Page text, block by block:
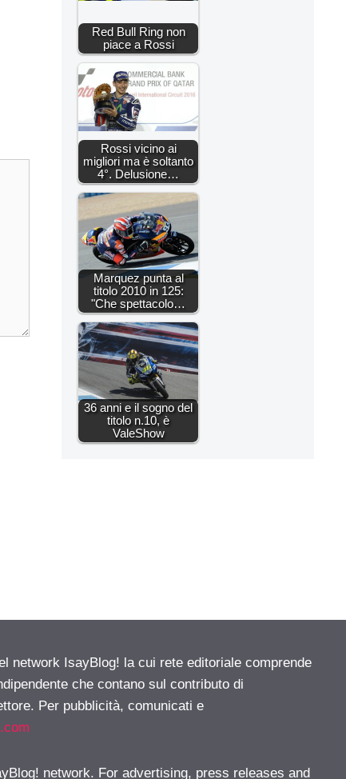
Red Bull Ring non
piace a Rossi
Rossi vicino ai
migliori ma è soltanto
4°. Delusione…
Marquez punta al
titolo 2010 in 125:
"Che spettacolo…
36 anni e il sogno del
titolo n.10, è
ValeShow
network IsayBlog! la cui rete editoriale comprende
che contano sul contributo di
Per pubblicità, comunicati e
network. For advertising, press releases and